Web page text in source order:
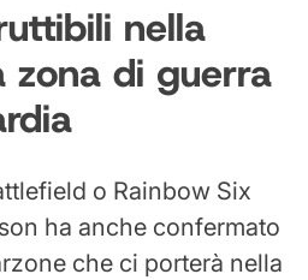
nella
zona di guerra
o Rainbow Six
ha anche confermato
che ci porterà nella